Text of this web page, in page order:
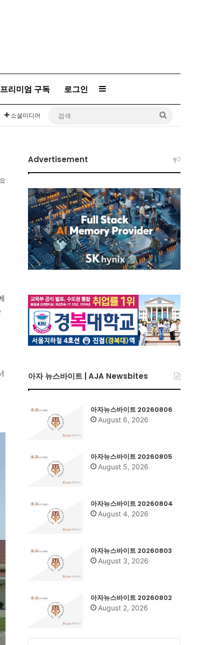
프리미엄 구독 로그인 Sidebar
소셜미디어
Advertisement
아자 뉴스바이트 | AJA Newsbites
아자뉴스바이트 20260806
August 6, 2026
아자뉴스바이트 20260805
August 5, 2026
아자뉴스바이트 20260804
August 4, 2026
아자뉴스바이트 20260803
August 3, 2026
아자뉴스바이트 20260802
August 2, 2026